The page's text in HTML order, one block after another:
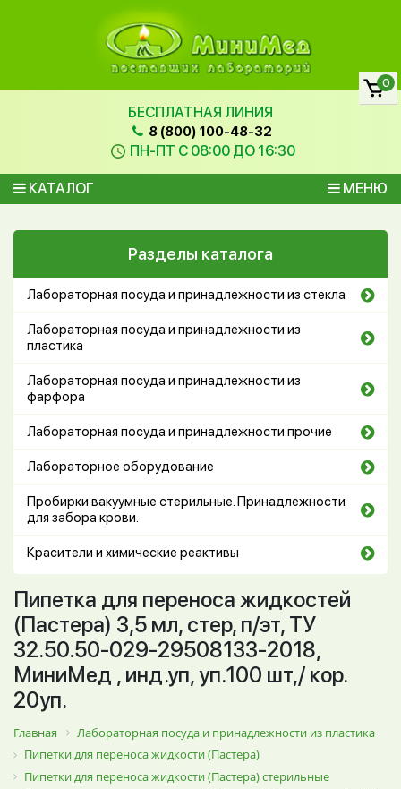
БЕСПЛАТНАЯ ЛИНИЯ
8 (800) 100-48-32
ПН-ПТ С 08:00 ДО 16:30
КАТАЛОГ МЕНЮ
0
Разделы каталога
Лабораторная посуда и принадлежности из стекла
Лабораторная посуда и принадлежности из
пластика
Лабораторная посуда и принадлежности из
фарфора
Лабораторная посуда и принадлежности прочие
Лабораторное оборудование
Пробирки вакуумные стерильные. Принадлежности
для забора крови.
Красители и химические реактивы
Пипетка для переноса жидкостей
(Пастера) 3,5 мл, стер, п/эт, ТУ
32.50.50-029-29508133-2018,
МиниМед , инд.уп, уп.100 шт,/ кор.
20уп.
Главная
Лабораторная посуда и принадлежности из пластика
Пипетки для переноса жидкости (Пастера)
Пипетки для переноса жидкости (Пастера) стерильные